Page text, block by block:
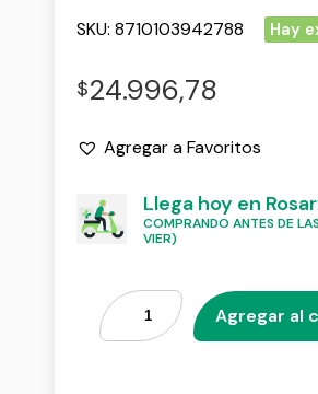
SKU: 8710103942788 Hay
$24.996,78
Agregar a Favoritos
Llega hoy en
COMPRANDO ANTES DE
VIER)
Agregar al